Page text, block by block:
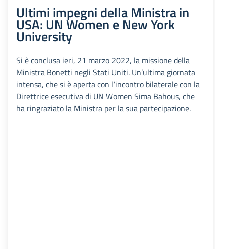
Ultimi impegni della Ministra in
USA: UN Women e New York
University
Si è conclusa ieri, 21 marzo 2022, la missione della
Ministra Bonetti negli Stati Uniti. Un’ultima giornata
intensa, che si è aperta con l’incontro bilaterale con la
Direttrice esecutiva di UN Women Sima Bahous, che
ha ringraziato la Ministra per la sua partecipazione.